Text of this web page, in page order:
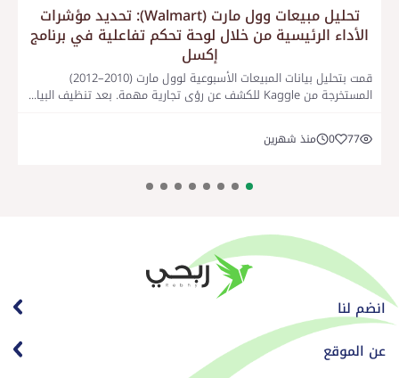
تحليل مبيعات وول مارت (Walmart): تحديد مؤشرات
الأداء الرئيسية من خلال لوحة تحكم تفاعلية في برنامج
إكسل
قمت بتحليل بيانات المبيعات الأسبوعية لوول مارت (2010–2012)
المستخرجة من Kaggle للكشف عن رؤى تجارية مهمة. بعد تنظيف البيا...
77
0 منذ شهرين
انضم لنا
عن الموقع